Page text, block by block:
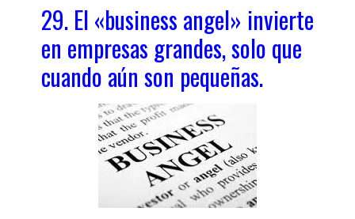
29. El «business angel» invierte
en empresas grandes, solo que
cuando aún son pequeñas.